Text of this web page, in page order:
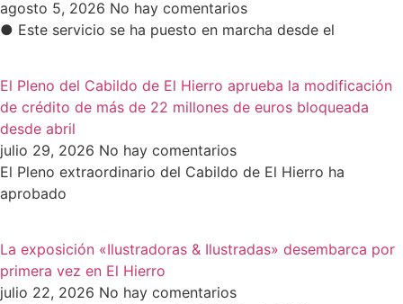
agosto 5, 2026 No hay comentarios
● Este servicio se ha puesto en marcha desde el
El Pleno del Cabildo de El Hierro aprueba la modificación
de crédito de más de 22 millones de euros bloqueada
desde abril
julio 29, 2026 No hay comentarios
El Pleno extraordinario del Cabildo de El Hierro ha
aprobado
La exposición «Ilustradoras & Ilustradas» desembarca por
primera vez en El Hierro
julio 22, 2026 No hay comentarios